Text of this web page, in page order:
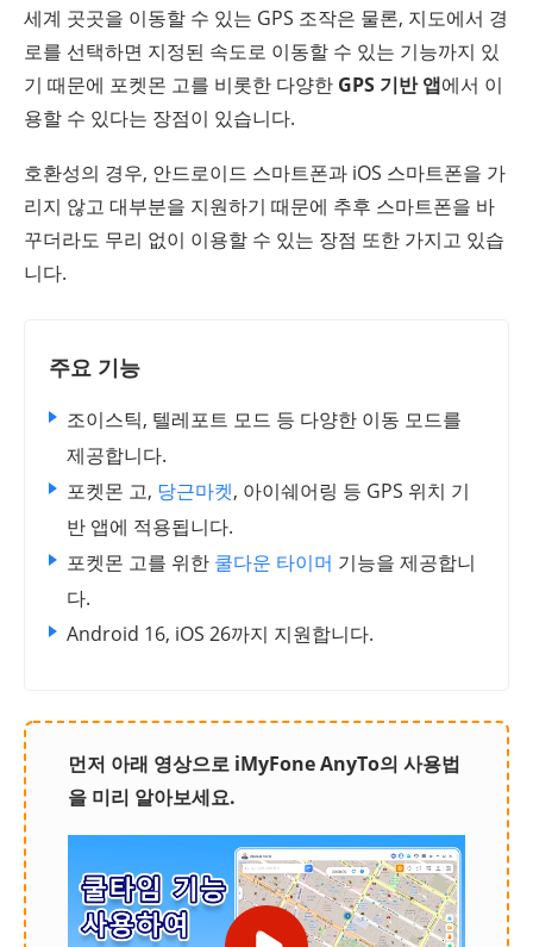
세계 곳곳을 이동할 수 있는 GPS 조작은 물론, 지도에서 경
로를 선택하면 지정된 속도로 이동할 수 있는 기능까지 있
기 때문에 포켓몬 고를 비롯한 다양한 GPS 기반 앱에서 이
용할 수 있다는 장점이 있습니다.
호환성의 경우, 안드로이드 스마트폰과 iOS 스마트폰을 가
리지 않고 대부분을 지원하기 때문에 추후 스마트폰을 바
꾸더라도 무리 없이 이용할 수 있는 장점 또한 가지고 있습
니다.
주요 기능
조이스틱, 텔레포트 모드 등 다양한 이동 모드를
제공합니다.
포켓몬 고, 당근마켓, 아이쉐어링 등 GPS 위치 기
반 앱에 적용됩니다.
포켓몬 고를 위한 쿨다운 타이머 기능을 제공합니
다.
Android 16, iOS 26까지 지원합니다.
먼저 아래 영상으로 iMyFone AnyTo의 사용법
을 미리 알아보세요.